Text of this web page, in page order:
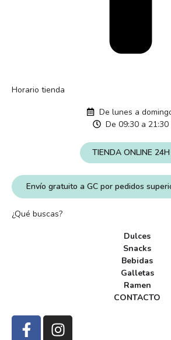
¿Qué buscas?
Dulces
Snacks
Bebidas
Galletas
Ramen
CONTACTO
Horario tienda
De lunes a
De 09:30 a 21:30
TIENDA ONLINE 24H
Envío gratuito a GC por pedidos